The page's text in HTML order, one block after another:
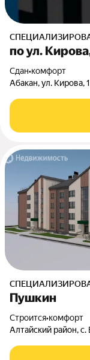
по ул.
Сдан•комфорт
Абакан, ул. Кирова,
Пушкин
Строится•комфорт
Алтайский район,